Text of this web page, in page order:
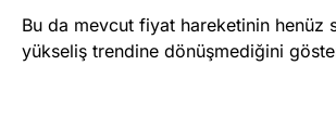
Bu da mevcut fiyat hareketinin henüz
yükseliş trendine dönüşmediğini